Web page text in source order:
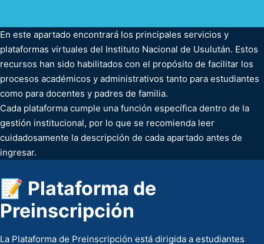
En este apartado encontrará los principales servicios y
plataformas virtuales del Instituto Nacional de Usulután. Estos
recursos han sido habilitados con el propósito de facilitar los
procesos académicos y administrativos tanto para estudiantes
como para docentes y padres de familia.
Cada plataforma cumple una función específica dentro de la
gestión institucional, por lo que se recomienda leer
cuidadosamente la descripción de cada apartado antes de
ingresar.
📝 Plataforma de
Preinscripción
La Plataforma de Preinscripción está dirigida a estudiantes